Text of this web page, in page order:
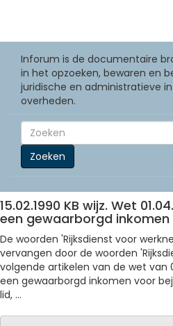
Inforum is de documentaire
in het opzoeken, bewaren en
juridische en administratieve
overheden.
Zoeken
15.02.1990 KB wijz. Wet
een gewaarborgd
De woorden 'Rijksdienst voor
vervangen door de woorden
volgende artikelen van de wet van
een gewaarborgd inkomen voor
lid, ...